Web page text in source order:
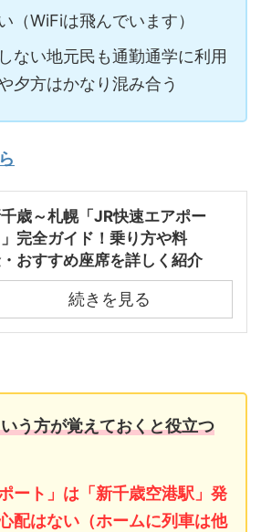
（WiFiは飛んでいます）
ない地元民も通勤通学に利用
夕方はかなり混み合う
歳～札幌「JR快速エアポー
」完全ガイド！乗り方や料
おすすめ座席を詳しく紹介
続きを見る
う方が覚えておくと役立つ
ート」は「新千歳空港駅」発
配はない（ホームに列車は他